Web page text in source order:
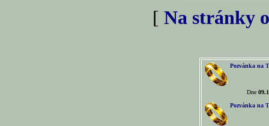
[ Na stránky
Pozvánka na
Dne
Pozvánka na